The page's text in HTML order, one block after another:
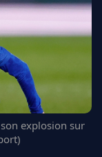
explosion sur